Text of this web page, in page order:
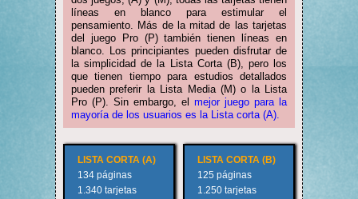
líneas en blanco para estimular el
pensamiento. Más de la mitad de las tarjetas
del juego Pro (P) también tienen líneas en
blanco. Los principiantes pueden disfrutar de
la simplicidad de la Lista Corta (B), pero los
que tienen tiempo para estudios detallados
pueden preferir la Lista Media (M) o la Lista
Pro (P). Sin embargo, el mejor juego para la
mayoría de los usuarios es la Lista corta (A).
LISTA CORTA (A)
134 páginas
1.340 tarjetas
LISTA CORTA (B)
125 páginas
1.250 tarjetas